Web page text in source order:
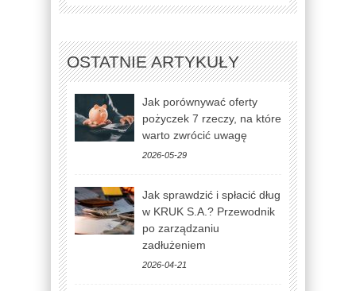
OSTATNIE ARTYKUŁY
Jak porównywać oferty
pożyczek 7 rzeczy, na które
warto zwrócić uwagę
2026-05-29
Jak sprawdzić i spłacić dług
w KRUK S.A.? Przewodnik
po zarządzaniu
zadłużeniem
2026-04-21